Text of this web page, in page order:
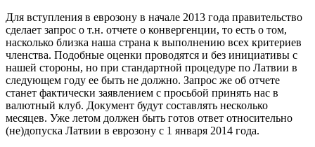
Для вступления в еврозону в начале 2013 года правительство
сделает запрос о т.н. отчете о конвергенции, то есть о том,
насколько близка наша страна к выполнению всех критериев
членства. Подобные оценки проводятся и без инициативы с
нашей стороны, но при стандартной процедуре по Латвии в
следующем году ее быть не должно. Запрос же об отчете
станет фактически заявлением с просьбой принять нас в
валютный клуб. Документ будут составлять несколько
месяцев. Уже летом должен быть готов ответ относительно
(не)допуска Латвии в еврозону с 1 января 2014 года.